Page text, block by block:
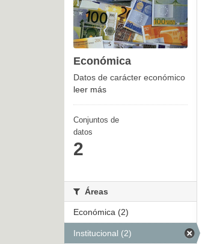
Económica
Datos de carácter económico
leer más
Conjuntos de
datos
2
Áreas
Económica (2)
Institucional (2)